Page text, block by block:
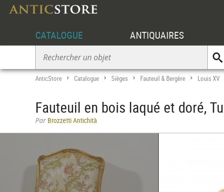
CATALOGUE ANTIQUAIRES
AnticStore > Catalogue > Sièges > Fauteuil & Bergère > Louis XV
Fauteuil en bois laqué et doré,
Par Brozzetti Antichità